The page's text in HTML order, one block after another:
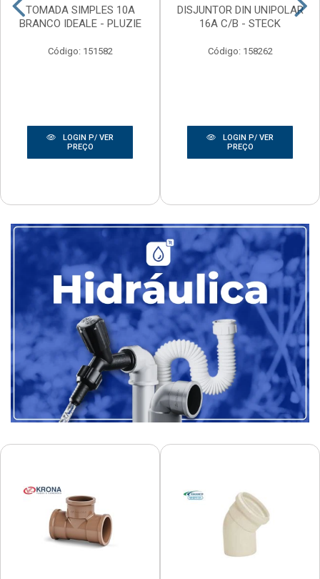
TOMADA SIMPLES 10A
BRANCO IDEALE - PLUZIE
Código: 151582
LOGIN P/ VER
PREÇO
DISJUNTOR DIN UNIPOLAR
16A C/B - STECK
Código: 158262
LOGIN P/ VER
PREÇO